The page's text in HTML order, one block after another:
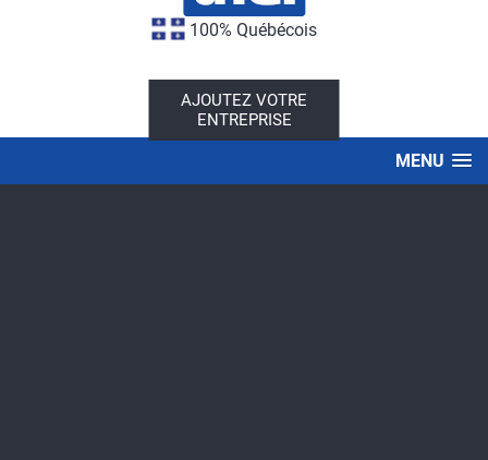
100% Québécois
AJOUTEZ VOTRE
ENTREPRISE
MENU